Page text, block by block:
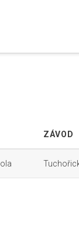
ZÁVOD